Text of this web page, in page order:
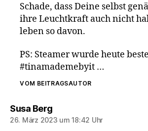
Schade, dass Deine selbst
ihre Leuchtkraft auch nicht
leben so davon.
PS: Steamer wurde heute
#tinamademebyit …
VOM BEITRAGSAUTOR
Susa Bergsagt:
26. März 2023 um 18:42 Uhr